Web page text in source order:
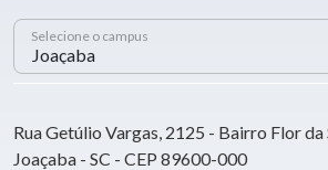
Selecione o campus
Rua Getúlio Vargas, 2125 - Bairro Flor da
Joaçaba - SC - CEP 89600-000